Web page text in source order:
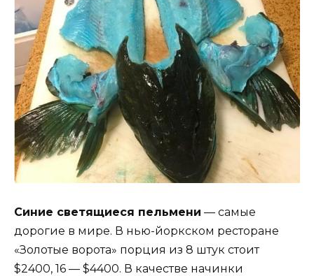
Синие светящиеся пельмени — самые
дорогие в мире. В нью-йоркском ресторане
«Золотые ворота» порция из 8 штук стоит
$2400, 16 — $4400. В качестве начинки